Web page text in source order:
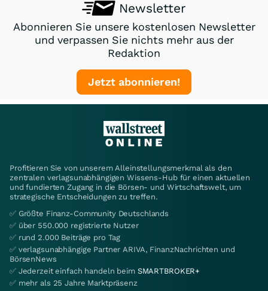
Newsletter
Abonnieren Sie unsere kostenlosen Newsletter
und verpassen Sie nichts mehr aus der
Redaktion
Jetzt abonnieren!
Profitieren Sie von unserem Alleinstellungsmerkmal als den
zentralen verlagsunabhängigen Wissens-Hub für einen aktuellen
und fundierten Zugang in die Börsen- und Wirtschaftswelt, um
strategische Entscheidungen zu treffen.
✅ Größte Finanz-Community Deutschlands
✅ über 550.000 registrierte Nutzer
✅ rund 2.000 Beiträge pro Tag
✅ verlagsunabhängige Partner ARIVA, FinanzNachrichten und
BörsenNews
✅ Jederzeit einfach handeln beim SMARTBROKER+
✅ mehr als 25 Jahre Marktpräsenz